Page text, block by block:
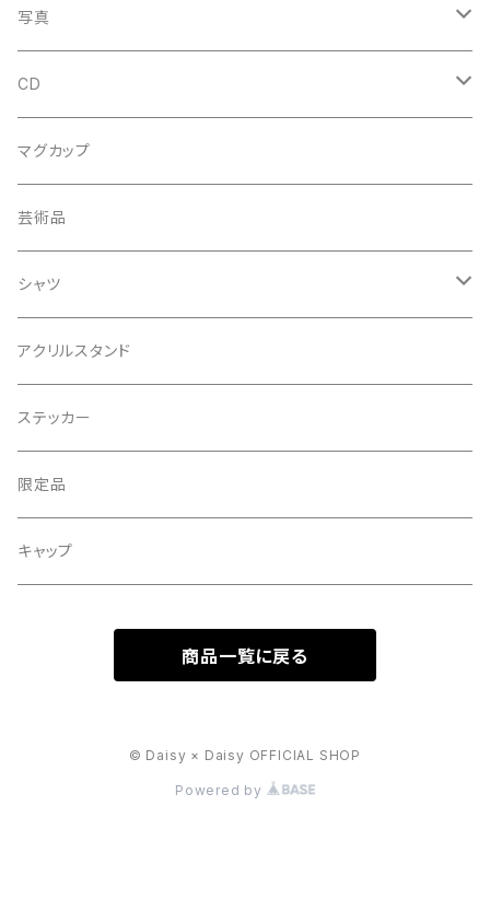
写真
特大
CD
特典会対象CD
マグカップ
芸術品
シャツ
長袖
半袖
アクリルスタンド
ステッカー
限定品
キャップ
商品一覧に戻る
© Daisy × Daisy OFFICIAL SHOP
Powered by